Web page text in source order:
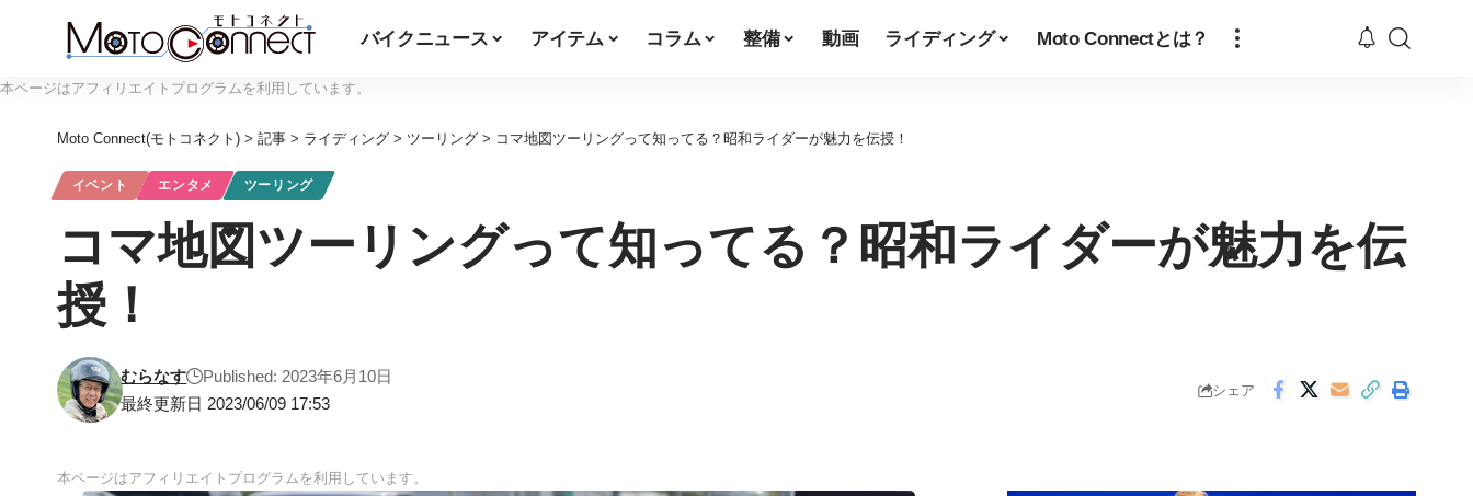
バイクニュース アイテム コラム 整備 動画 ライディング Moto Connectとは？
本ページはアフィリエイトプログラムを利用しています。
Moto Connect(モトコネクト) > 記事 > ライディング > ツーリング > コマ地図ツーリングって知ってる？昭和ライダーが魅力を伝授！
イベント エンタメ ツーリング
コマ地図ツーリングって知ってる？昭和ライダーが魅力を伝
授！
最終更新日 2023/06/09 17:53
むらなす Published: 2023年6月10日
シェア
本ページはアフィリエイトプログラムを利用しています。